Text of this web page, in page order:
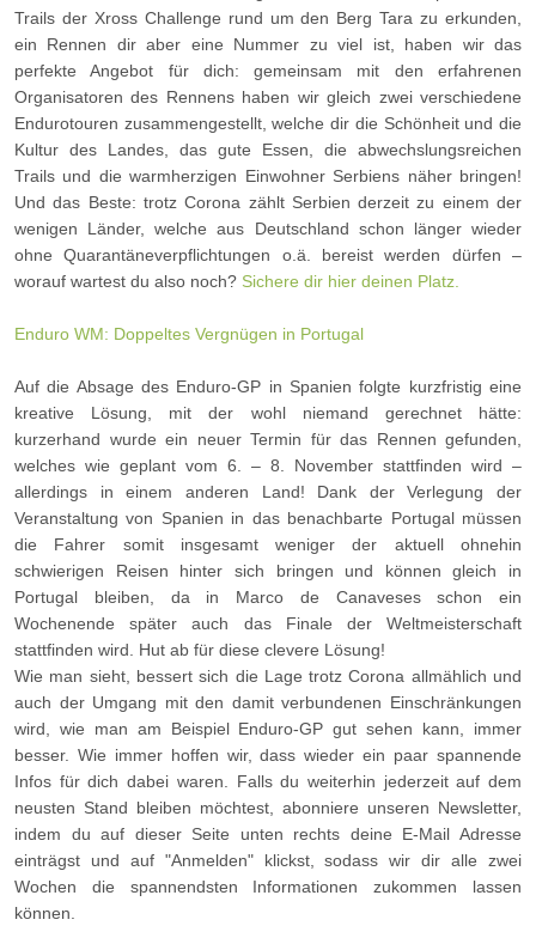
Trails der Xross Challenge rund um den Berg Tara zu erkunden,
ein Rennen dir aber eine Nummer zu viel ist, haben wir das
perfekte Angebot für dich: gemeinsam mit den erfahrenen
Organisatoren des Rennens haben wir gleich zwei verschiedene
Endurotouren zusammengestellt, welche dir die Schönheit und die
Kultur des Landes, das gute Essen, die abwechslungsreichen
Trails und die warmherzigen Einwohner Serbiens näher bringen!
Und das Beste: trotz Corona zählt Serbien derzeit zu einem der
wenigen Länder, welche aus Deutschland schon länger wieder
ohne Quarantäneverpflichtungen o.ä. bereist werden dürfen –
worauf wartest du also noch? Sichere dir hier deinen Platz.
Enduro WM: Doppeltes Vergnügen in Portugal
Auf die Absage des Enduro-GP in Spanien folgte kurzfristig eine
kreative Lösung, mit der wohl niemand gerechnet hätte:
kurzerhand wurde ein neuer Termin für das Rennen gefunden,
welches wie geplant vom 6. – 8. November stattfinden wird –
allerdings in einem anderen Land! Dank der Verlegung der
Veranstaltung von Spanien in das benachbarte Portugal müssen
die Fahrer somit insgesamt weniger der aktuell ohnehin
schwierigen Reisen hinter sich bringen und können gleich in
Portugal bleiben, da in Marco de Canaveses schon ein
Wochenende später auch das Finale der Weltmeisterschaft
stattfinden wird. Hut ab für diese clevere Lösung!
Wie man sieht, bessert sich die Lage trotz Corona allmählich und
auch der Umgang mit den damit verbundenen Einschränkungen
wird, wie man am Beispiel Enduro-GP gut sehen kann, immer
besser. Wie immer hoffen wir, dass wieder ein paar spannende
Infos für dich dabei waren.
Falls du weiterhin jederzeit auf dem
neusten Stand bleiben möchtest, abonniere unseren Newsletter,
indem du auf dieser Seite unten rechts deine E-Mail Adresse
einträgst und auf "Anmelden" klickst, sodass wir dir alle zwei
Wochen die spannendsten Informationen zukommen lassen
können.